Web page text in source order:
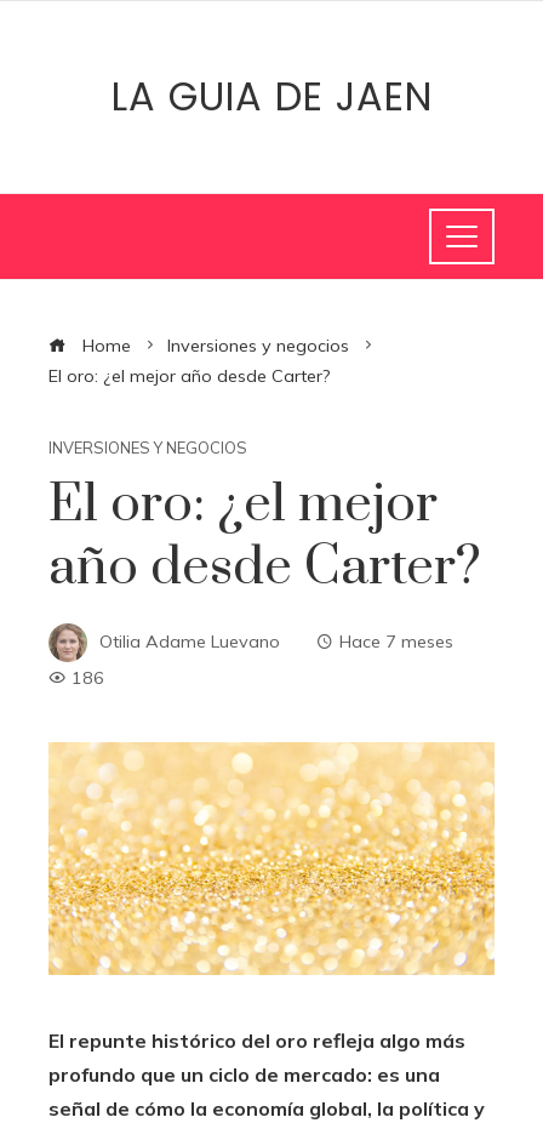
LA GUIA DE JAEN
Home
Inversiones y negocios
El oro: ¿el mejor año desde Carter?
INVERSIONES Y NEGOCIOS
El oro: ¿el mejor
año desde Carter?
Otilia Adame Luevano
Hace 7 meses
186
El repunte histórico del oro refleja algo más
profundo que un ciclo de mercado: es una
señal de cómo la economía global, la política y